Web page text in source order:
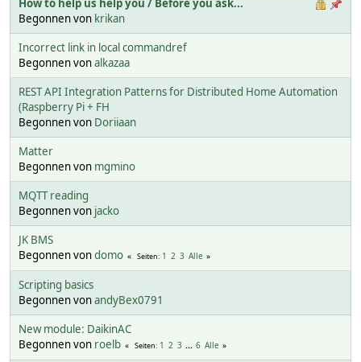
Begonnen von krikan
Incorrect link in local commandref
Begonnen vonalkazaa
REST API Integration Patterns for Distributed Home Automation
(Raspberry Pi + FH
Begonnen von Doriiaan
Matter
Begonnen von mgmino
MQTT reading
Begonnen von jacko
JK BMS
Begonnen vondomo Seiten 1 2 3 Alle
Scripting basics
Begonnen vonandyBex0791
New module: DaikinAC
Begonnen von roelb Seiten 1 2 3 ... 6 Alle